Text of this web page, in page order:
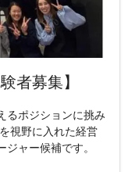
者募集】
るポジションに挑み
視野に入れた経営
ャー候補です。